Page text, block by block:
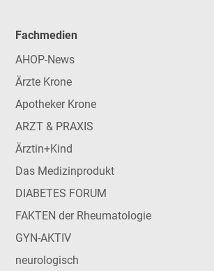
Fachmedien
AHOP-News
Ärzte Krone
Apotheker Krone
ARZT & PRAXIS
Ärztin+Kind
Das Medizinprodukt
DIABETES FORUM
FAKTEN der Rheumatologie
GYN-AKTIV
neurologisch